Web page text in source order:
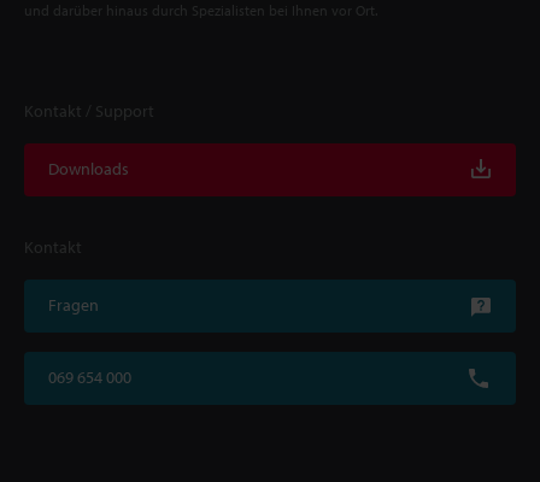
und darüber hinaus durch Spezialisten bei Ihnen vor Ort.
Kontakt / Support
Downloads
Kontakt
Fragen
069 654 000